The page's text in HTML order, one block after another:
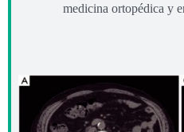
medicina ortopédica y